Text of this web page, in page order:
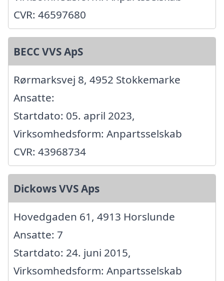
CVR: 46597680
BECC VVS ApS
Rørmarksvej 8, 4952 Stokkemarke
Ansatte:
Startdato: 05. april 2023,
Virksomhedsform: Anpartsselskab
CVR: 43968734
Dickows VVS Aps
Hovedgaden 61, 4913 Horslunde
Ansatte: 7
Startdato: 24. juni 2015,
Virksomhedsform: Anpartsselskab